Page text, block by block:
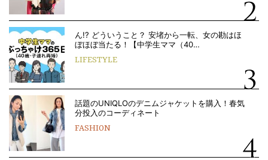
ん!? どういうこと？ 安堵から一転、女の勘はほ
ぼほぼ当たる！【中学生ママ（40…
LIFESTYLE
話題のUNIQLOのデニムジャケットを購入！春気
分投入のコーディネート
FASHION